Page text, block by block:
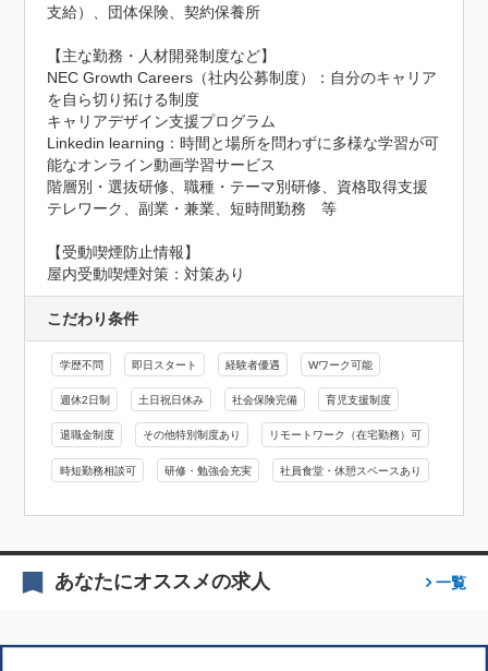
支給）、団体保険、契約保養所
【主な勤務・人材開発制度など】
NEC Growth Careers（社内公募制度）：自分のキャリア
を自ら切り拓ける制度
キャリアデザイン支援プログラム
Linkedin learning：時間と場所を問わずに多様な学習が可
能なオンライン動画学習サービス
階層別・選抜研修、職種・テーマ別研修、資格取得支援
テレワーク、副業・兼業、短時間勤務　等
【受動喫煙防止情報】
屋内受動喫煙対策：対策あり
こだわり条件
学歴不問 即日スタート 経験者優遇 Wワーク可能
週休2日制 土日祝日休み 社会保険完備 育児支援制度
退職金制度 その他特別制度あり リモートワーク（在宅勤務）可
時短勤務相談可 研修・勉強会充実 社員食堂・休憩スペースあり
あなたにオススメの求人 一覧